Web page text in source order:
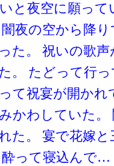
と夜空に願って
夜の空から降
た。
祝いの歌
。
たどって行
て祝宴が開かれ
かわしていた。
た。
宴で花嫁と
酔って寝込んで…